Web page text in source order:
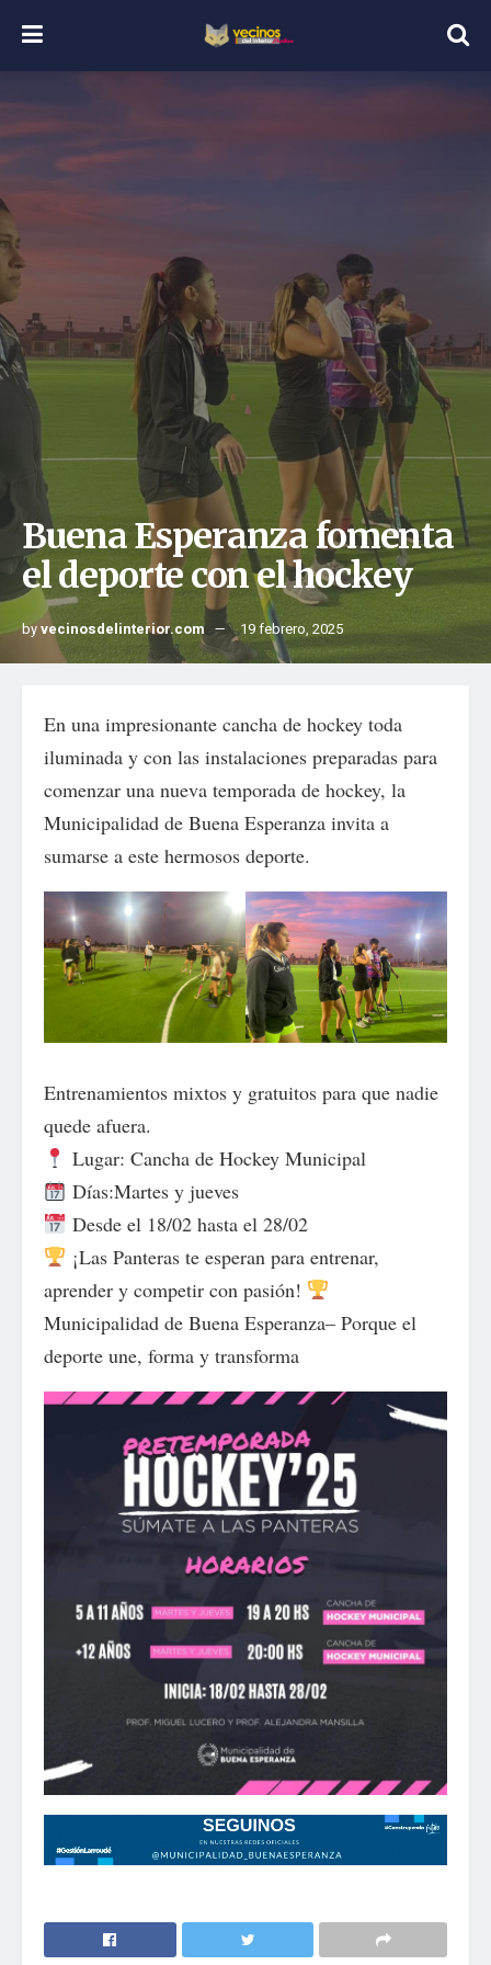
Buena Esperanza fomenta
el deporte con el hockey
byvecinosdelinterior.com 19 febrero, 2025
En una impresionante cancha de hockey toda
iluminada y con las instalaciones preparadas para
comenzar una nueva temporada de hockey, la
Municipalidad de Buena Esperanza invita a
sumarse a este hermosos deporte.
Entrenamientos mixtos y gratuitos para que nadie
quede afuera.
Lugar: Cancha de Hockey Municipal
Días:Martes y jueves
Desde el 18/02 hasta el 28/02
¡Las Panteras te esperan para entrenar,
aprender y competir con pasión!
Municipalidad de Buena Esperanza– Porque el
deporte une, forma y transforma